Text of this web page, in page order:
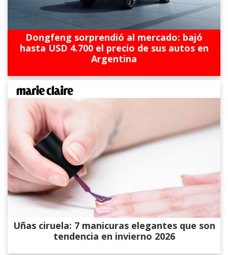
Dongfeng sorprendió al mercado: bajó
hasta USD 4.700 el precio de sus autos en
Argentina
Uñas ciruela: 7 manicuras elegantes que son
tendencia en invierno 2026